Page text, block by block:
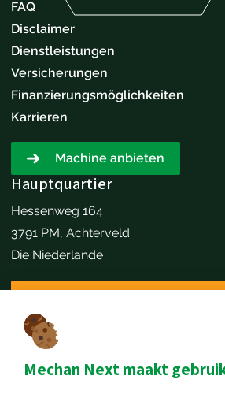
Mechan Next maakt
FAQ
Disclaimer
Dienstleistungen
Versicherungen
Finanzierungsmöglichkeiten
Karrieren
Machine anbieten
Hauptquartier
Hessenweg 164
3791 PM, Achterveld
Die Niederlande
Kontaktangaben
+31651173646
info@mechannext.nl